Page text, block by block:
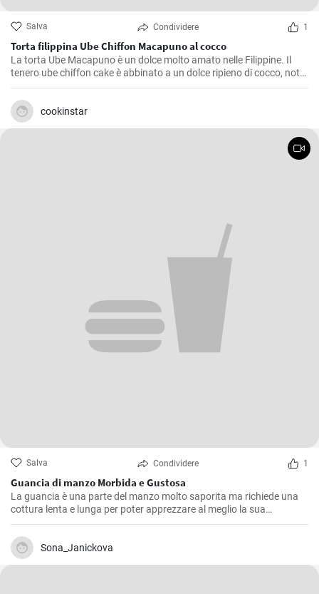
Salva Condividere 1
Torta filippina Ube Chiffon Macapuno al cocco
La torta Ube Macapuno è un dolce molto amato nelle Filippine. Il
tenero ube chiffon cake è abbinato a un dolce ripieno di cocco, noto
come macapuno, per creare una combinazione appetitosa. Questa
autentica ricetta di torta non è solo deliziosa, ma vanta anche un
accattivante colore viola, che dona un tocco di allegria alla vostra
tavola. Divertitevi a creare questa vivace prelibatezza filippina
cookinstar
Salva Condividere 1
Guancia di manzo Morbida e Gustosa
La guancia è una parte del manzo molto saporita ma richiede una
cottura lenta e lunga per poter apprezzare al meglio la sua
consistenza morbida e il suo sapore pieno. Questa ricetta è stata
ripetuta molte volte nella mia cucina, affinando ogni volta piccoli
dettagli fino a raggiungere quello che, secondo me, è il giusto
equilibrio di sapori.
Sona_Janickova